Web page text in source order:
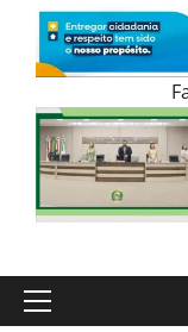
Primary